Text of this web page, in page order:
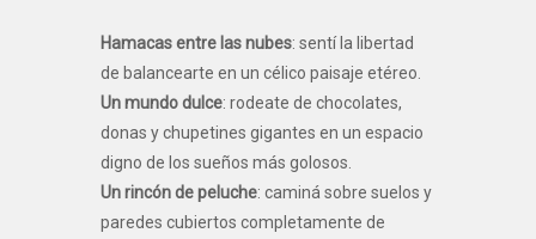
Hamacas entre las nubes: sentí la libertad
de balancearte en un célico paisaje etéreo.
Un mundo dulce: rodeate de chocolates,
donas y chupetines gigantes en un espacio
digno de los sueños más golosos.
Un rincón de peluche: caminá sobre suelos y
paredes cubiertos completamente de